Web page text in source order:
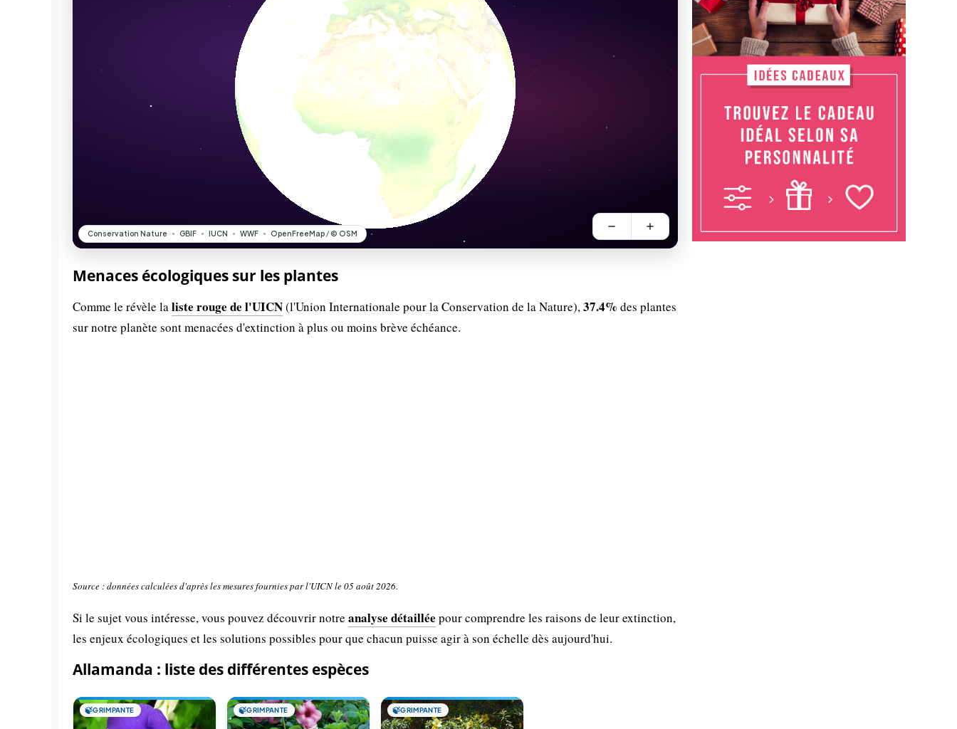
Menaces écologiques sur les plantes
Comme le révèle laliste rouge de l'UICN(l'Union Internationale pour la Conservation de la Nature),37.4% des plantes
sur notre planète sont menacées d'extinction à plus ou moins brève échéance.
Source : données calculées d'après les mesures fournies par l'UICN le 05 août 2026.
Si le sujet vous intéresse, vous pouvez découvrir notre analyse détaillée pour comprendre les raisons de leur extinction,
les enjeux écologiques et les solutions possibles pour que chacun puisse agir à son échelle dès aujourd'hui.
Allamanda : liste des différentes espèces
🍃GRIMPANTE 🍃GRIMPANTE 🍃GRIMPANTE